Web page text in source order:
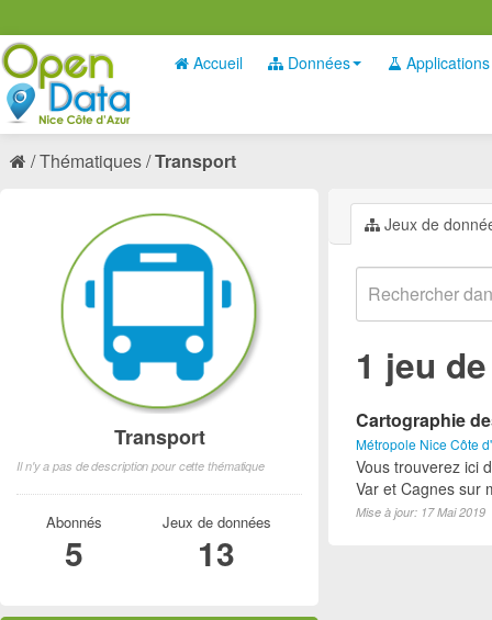
Accueil Données Applications
Thématiques Transport
Jeux de
1 jeu
Cartographie
Métropole Nice Côte
Vous trouverez ici
Var et Cagnes sur
Mise à jour: 17 Mai 2019
Transport
Il n'y a pas de description pour cette thématique
Abonnés
5
Jeux de données
13